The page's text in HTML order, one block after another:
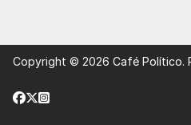
Copyright © 2026 Café Político.